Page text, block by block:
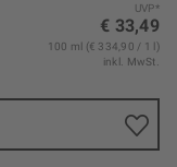
UVP*
€ 33,49
100 ml (€ 334,90 / 1 l)
inkl. MwSt.